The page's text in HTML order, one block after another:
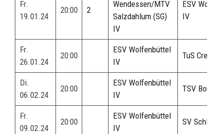
Fr.
19.01.24
20:00 2
Wendessen/MTV
Salzdahlum (SG)
IV
ESV
IV
Fr.
26.01.24
20:00
ESV Wolfenbüttel
IV
TuS
Di.
06.02.24
20:00
ESV Wolfenbüttel
IV
TSV
Fr.
09.02.24
20:00
ESV Wolfenbüttel
IV
SV